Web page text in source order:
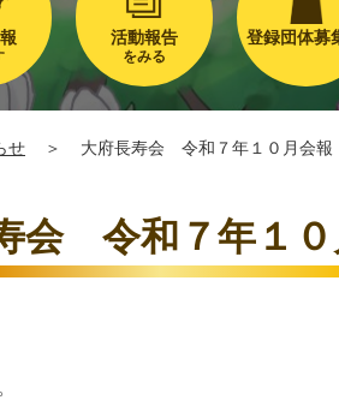
活動報告
をみる
登録団体募
せ ＞ 大府長寿会 令和７年１０月会報
会 令和７年１０